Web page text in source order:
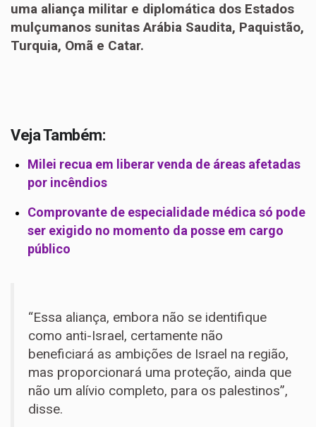
uma aliança militar e diplomática dos Estados
mulçumanos sunitas Arábia Saudita, Paquistão,
Turquia, Omã e Catar.
Veja Também:
Milei recua em liberar venda de áreas afetadas
por incêndios
Comprovante de especialidade médica só pode
ser exigido no momento da posse em cargo
público
“Essa aliança, embora não se identifique
como anti-Israel, certamente não
beneficiará as ambições de Israel na região,
mas proporcionará uma proteção, ainda que
não um alívio completo, para os palestinos”,
disse.